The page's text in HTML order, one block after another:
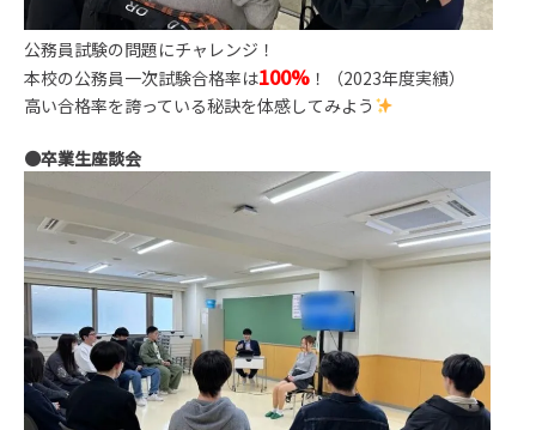
公務員試験の問題にチャレンジ！
本校の公務員一次試験合格率は100% ！（2023年度実績）
高い合格率を誇っている秘訣を体感してみよう
●卒業生座談会